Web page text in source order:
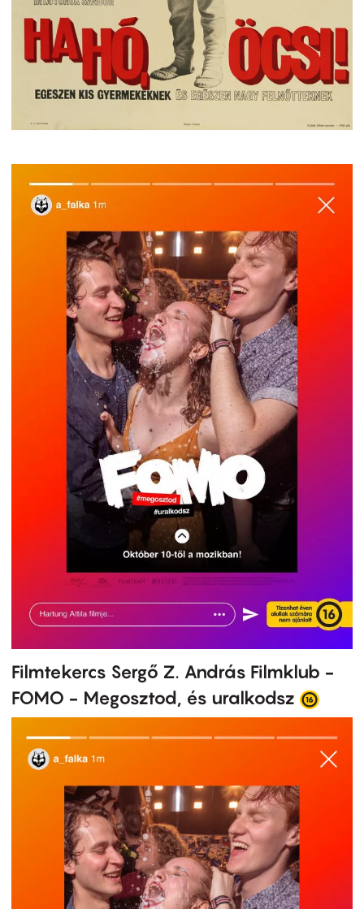
Filmtekercs Sergő Z. András Filmklub -
FOMO - Megosztod, és uralkodsz